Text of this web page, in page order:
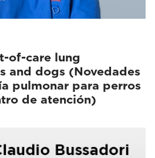
of-care lung
and dogs (Novedades
pulmonar para perros
de atención)